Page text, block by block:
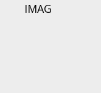
IMAG